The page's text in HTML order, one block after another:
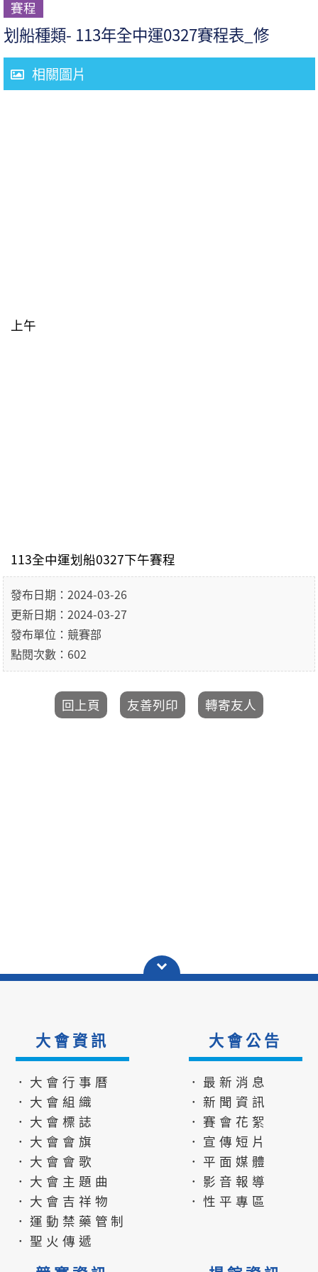
賽程
划船種類- 113年全中運0327賽程表_修
相關圖片
上午
113全中運划船0327下午賽程
發布日期：2024-03-26
更新日期：2024-03-27
發布單位：競賽部
點閱次數：602
大會資訊
．大會行事曆
．大會組織
．大會標誌
．大會會旗
．大會會歌
．大會主題曲
．大會吉祥物
．運動禁藥管制
．聖火傳遞
大會公告
．最新消息
．新聞資訊
．賽會花絮
．宣傳短片
．平面媒體
．影音報導
．性平專區